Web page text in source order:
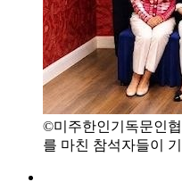
©미주한인기독문인
를 마친 참석자들이